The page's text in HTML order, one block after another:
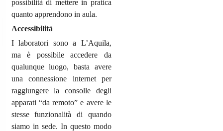
possibilità di mettere in pratica
quanto apprendono in aula.
Accessibilità
I laboratori sono a L’Aquila,
ma è possibile accedere da
qualunque luogo, basta avere
una connessione internet per
raggiungere la consolle degli
apparati “da remoto” e avere le
stesse funzionalità di quando
siamo in sede. In questo modo